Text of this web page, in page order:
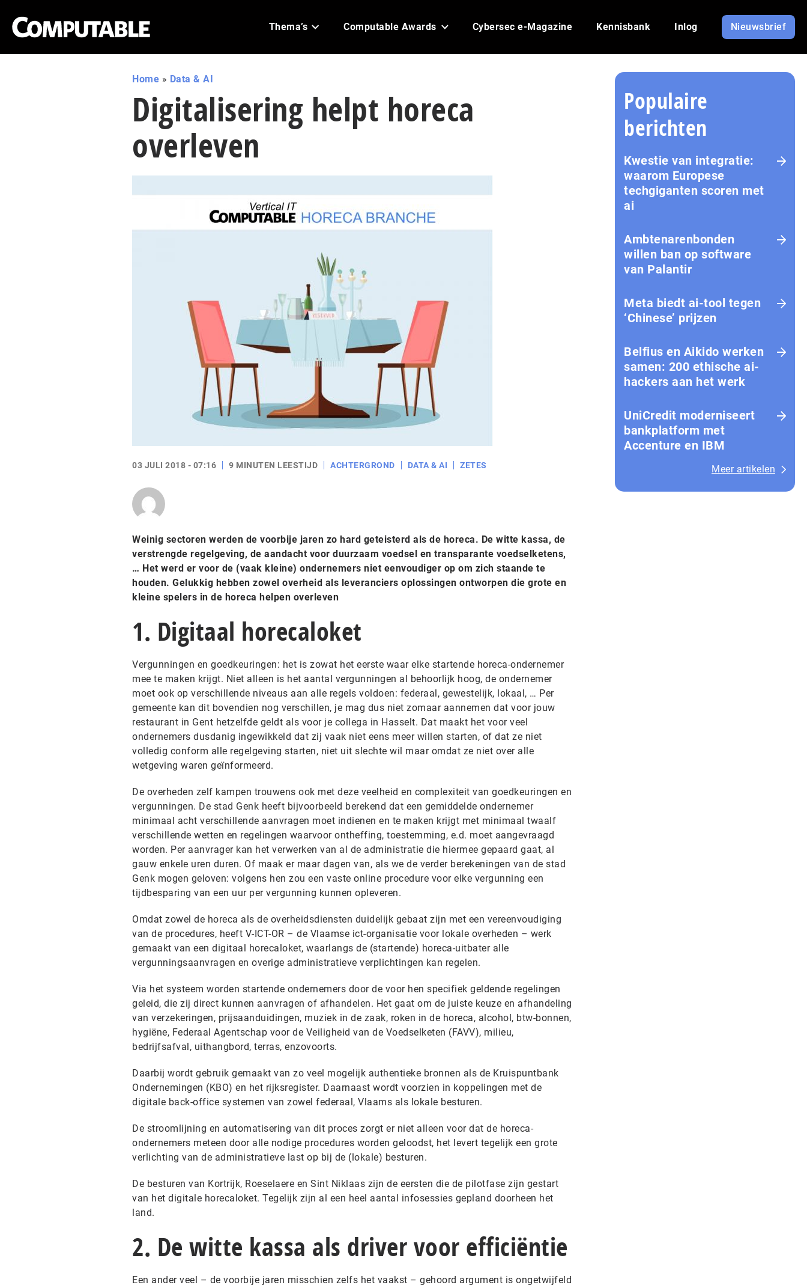
Thema’s Computable Awards Cybersec e-Magazine Kennisbank Inlog Nieuwsbrief
Home » Data & AI
Digitalisering helpt horeca
overleven
03 JULI 2018 - 07:16 9 MINUTEN LEESTIJD ACHTERGROND DATA & AI ZETES
Weinig sectoren werden de voorbije jaren zo hard geteisterd als de horeca. De witte kassa, de
verstrengde regelgeving, de aandacht voor duurzaam voedsel en transparante voedselketens,
… Het werd er voor de (vaak kleine) ondernemers niet eenvoudiger op om zich staande te
houden. Gelukkig hebben zowel overheid als leveranciers oplossingen ontworpen die grote en
kleine spelers in de horeca helpen overleven
1. Digitaal horecaloket
Vergunningen en goedkeuringen: het is zowat het eerste waar elke startende horeca-ondernemer
mee te maken krijgt. Niet alleen is het aantal vergunningen al behoorlijk hoog, de ondernemer
moet ook op verschillende niveaus aan alle regels voldoen: federaal, gewestelijk, lokaal, … Per
gemeente kan dit bovendien nog verschillen, je mag dus niet zomaar aannemen dat voor jouw
restaurant in Gent hetzelfde geldt als voor je collega in Hasselt. Dat maakt het voor veel
ondernemers dusdanig ingewikkeld dat zij vaak niet eens meer willen starten, of dat ze niet
volledig conform alle regelgeving starten, niet uit slechte wil maar omdat ze niet over alle
wetgeving waren geïnformeerd.
De overheden zelf kampen trouwens ook met deze veelheid en complexiteit van goedkeuringen en
vergunningen. De stad Genk heeft bijvoorbeeld berekend dat een gemiddelde ondernemer
minimaal acht verschillende aanvragen moet indienen en te maken krijgt met minimaal twaalf
verschillende wetten en regelingen waarvoor ontheffing, toestemming, e.d. moet aangevraagd
worden. Per aanvrager kan het verwerken van al de administratie die hiermee gepaard gaat, al
gauw enkele uren duren. Of maak er maar dagen van, als we de verder berekeningen van de stad
Genk mogen geloven: volgens hen zou een vaste online procedure voor elke vergunning een
tijdbesparing van een uur per vergunning kunnen opleveren.
Omdat zowel de horeca als de overheidsdiensten duidelijk gebaat zijn met een vereenvoudiging
van de procedures, heeft V-ICT-OR – de Vlaamse ict-organisatie voor lokale overheden – werk
gemaakt van een digitaal horecaloket, waarlangs de (startende) horeca-uitbater alle
vergunningsaanvragen en overige administratieve verplichtingen kan regelen.
Via het systeem worden startende ondernemers door de voor hen specifiek geldende regelingen
geleid, die zij direct kunnen aanvragen of afhandelen. Het gaat om de juiste keuze en afhandeling
van verzekeringen, prijsaanduidingen, muziek in de zaak, roken in de horeca, alcohol, btw-bonnen,
hygiëne, Federaal Agentschap voor de Veiligheid van de Voedselketen (FAVV), milieu,
bedrijfsafval, uithangbord, terras, enzovoorts.
Daarbij wordt gebruik gemaakt van zo veel mogelijk authentieke bronnen als de Kruispuntbank
Ondernemingen (KBO) en het rijksregister. Daarnaast wordt voorzien in koppelingen met de
digitale back-office systemen van zowel federaal, Vlaams als lokale besturen.
De stroomlijning en automatisering van dit proces zorgt er niet alleen voor dat de horeca-
ondernemers meteen door alle nodige procedures worden geloodst, het levert tegelijk een grote
verlichting van de administratieve last op bij de (lokale) besturen.
De besturen van Kortrijk, Roeselaere en Sint Niklaas zijn de eersten die de pilotfase zijn gestart
van het digitale horecaloket. Tegelijk zijn al een heel aantal infosessies gepland doorheen het
land.
2. De witte kassa als driver voor efficiëntie
Een ander veel – de voorbije jaren misschien zelfs het vaakst – gehoord argument is ongetwijfeld
Populaire
berichten
Kwestie van integratie:
waarom Europese
techgiganten scoren met
ai
Amb­te­na­ren­bon­den
willen ban op software
van Palantir
Meta biedt ai-tool tegen
‘Chinese’ prijzen
Belfius en Aikido werken
samen: 200 ethische ai-
hackers aan het werk
UniCredit moderniseert
bankplatform met
Accenture en IBM
Meer artikelen